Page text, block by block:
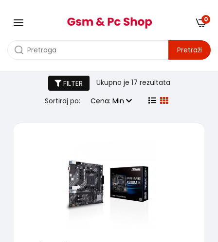
Pretraži
0
Matične ploče
FILTER Ukupno je 17 rezultata
Sortiraj po:
Cena: Min